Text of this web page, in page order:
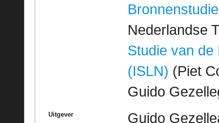
Bronnenstudie
Nederlandse
Studie van de
(ISLN) (Piet
Guido
Uitgever Guido